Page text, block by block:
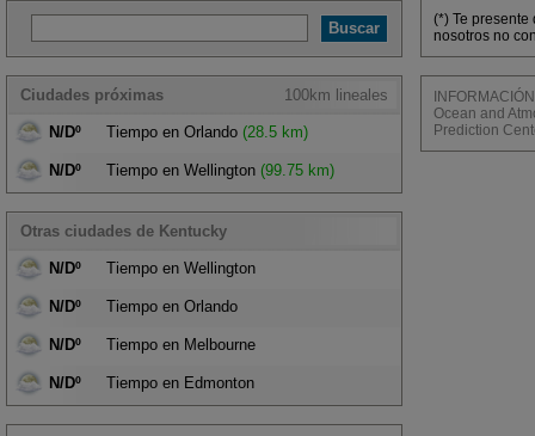
100km lineales
Ciudades próximas
N/Dº Tiempo en Orlando (28.5 km)
N/Dº Tiempo en Wellington (99.75 km)
Otras ciudades de Kentucky
N/Dº Tiempo en Wellington
N/Dº Tiempo en Orlando
N/Dº Tiempo en Melbourne
N/Dº Tiempo en Edmonton
(*) Te
nosotros no
Ocean and
Prediction